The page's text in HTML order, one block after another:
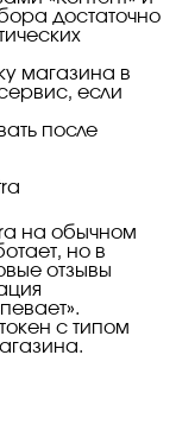
достаточно
магазина в
если
после
на обычном
но в
отзывы
с типом